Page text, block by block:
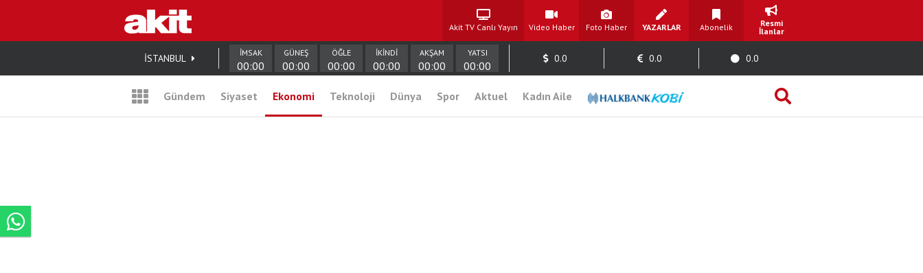
Akit TV Canlı Yayın Video Haber Foto Haber YAZARLAR Abonelik
Resmi
İlanlar
İSTANBUL İMSAK
00:00
GÜNEŞ
00:00
ÖĞLE
00:00
İKİNDİ
00:00
AKŞAM
00:00
YATSI
00:00
0.0 0.0 0.0
Gündem Siyaset Ekonomi Teknoloji Dünya Spor Aktuel Kadın Aile